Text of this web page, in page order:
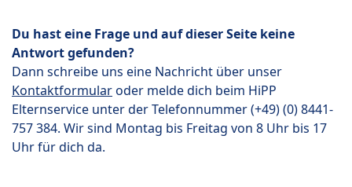
Du hast eine Frage und auf dieser Seite keine
Antwort gefunden?
Dann schreibe uns eine Nachricht über unser
Kontaktformularoder melde dich beim HiPP
Elternservice unter der Telefonnummer (+49) (0) 8441-
757 384. Wir sind Montag bis Freitag von 8 Uhr bis 17
Uhr für dich da.